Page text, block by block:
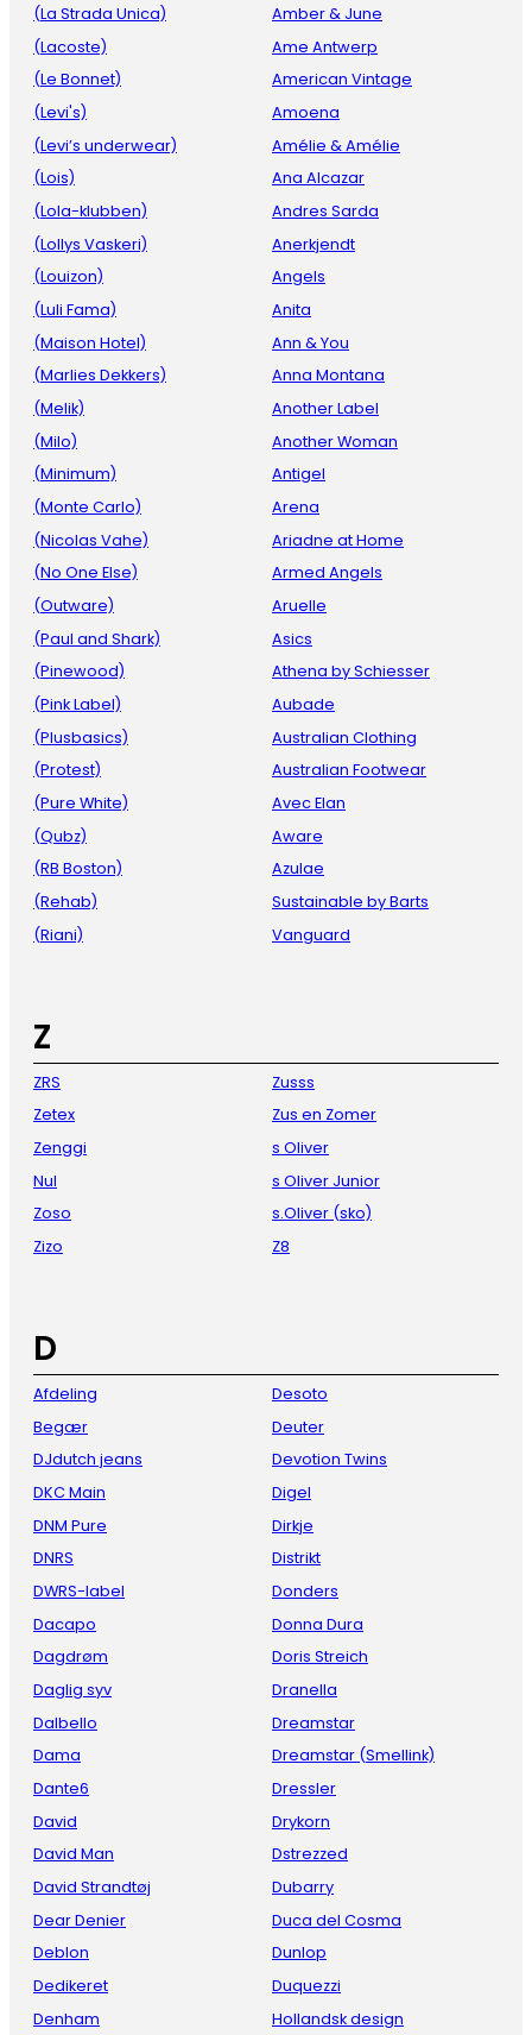
(La Strada Unica)
(Lacoste)
(Le Bonnet)
(Levi's)
(Levi’s underwear)
(Lois)
(Lola-klubben)
(Lollys Vaskeri)
(Louizon)
(Luli Fama)
(Maison Hotel)
(Marlies Dekkers)
(Melik)
(Milo)
(Minimum)
(Monte Carlo)
(Nicolas Vahe)
(No One Else)
(Outware)
(Paul and Shark)
(Pinewood)
(Pink Label)
(Plusbasics)
(Protest)
(Pure White)
(Qubz)
(RB Boston)
(Rehab)
(Riani)
Amber & June
Ame Antwerp
American Vintage
Amoena
Amélie & Amélie
Ana Alcazar
Andres Sarda
Anerkjendt
Angels
Anita
Ann & You
Anna Montana
Another Label
Another Woman
Antigel
Arena
Ariadne at Home
Armed Angels
Aruelle
Asics
Athena by Schiesser
Aubade
Australian Clothing
Australian Footwear
Avec Elan
Aware
Azulae
Sustainable by Barts
Vanguard
Z
ZRS
Zetex
Zenggi
Nul
Zoso
Zizo
Zusss
Zus en Zomer
s Oliver
s Oliver Junior
s.Oliver (sko)
Z8
D
Afdeling
Begær
DJdutch jeans
DKC Main
DNM Pure
DNRS
DWRS-label
Dacapo
Dagdrøm
Daglig syv
Dalbello
Dama
Dante6
David
David Man
David Strandtøj
Dear Denier
Deblon
Dedikeret
Denham
Desoto
Deuter
Devotion Twins
Digel
Dirkje
Distrikt
Donders
Donna Dura
Doris Streich
Dranella
Dreamstar
Dreamstar (Smellink)
Dressler
Drykorn
Dstrezzed
Dubarry
Duca del Cosma
Dunlop
Duquezzi
Hollandsk design